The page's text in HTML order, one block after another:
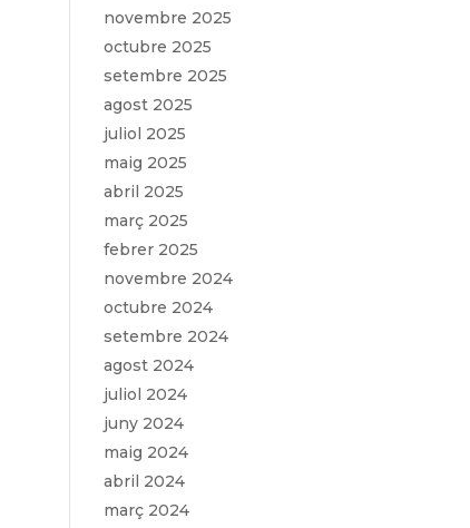
novembre 2025
octubre 2025
setembre 2025
agost 2025
juliol 2025
maig 2025
abril 2025
març 2025
febrer 2025
novembre 2024
octubre 2024
setembre 2024
agost 2024
juliol 2024
juny 2024
maig 2024
abril 2024
març 2024